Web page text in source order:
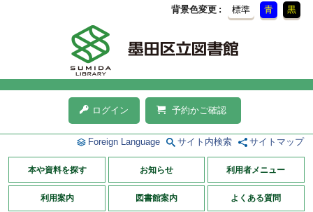
背景色変更 標準 青 黒
ログイン 予約かご確認
Foreign Language サイト内検索 サイトマップ
本や資料を探す お知らせ 利用者メニュー
利用案内 図書館案内 よくある質問